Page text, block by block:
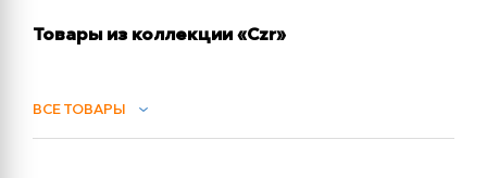
Товары из коллекции «Czr»
ВСЕ ТОВАРЫ